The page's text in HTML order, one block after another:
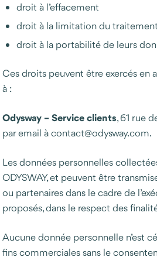
droit à l’effacement
droit à la limitation du traitement
droit à la portabilité de leurs
Ces droits peuvent être exercés en
à :
Odysway – Service clients, 61 rue
par email à contact@odysway.com.
Les données personnelles
ODYSWAY, et peuvent être
ou partenaires dans le cadre de
proposés, dans le respect des
Aucune donnée personnelle n’est
fins commerciales sans le